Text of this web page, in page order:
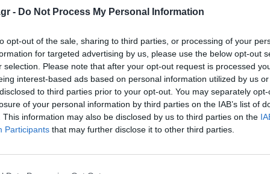
- Do Not Process My Personal Information
opt-out of the sale, sharing to third parties, or processing of your
for targeted advertising by us, please use the below opt-out
selection. Please note that after your opt-out request is processed
interest-based ads based on personal information utilized by us
to third parties prior to your opt-out. You may separately
of your personal information by third parties on the IAB’s list of
This information may also be disclosed by us to third parties on the
Participants that may further disclose it to other third parties.
γνώμης δεν μπορεί να περιοριστεί από
ανακοίνωσή της η αξιωματική
της κυβέρνησης για τις εφημερίδες,
«ιδιωτικό μονοπώλιο».
για τον πρωτοφανή έλεγχο του Τύπου
Αντιλαμβάνεται ότι πέφτει και θέλει να
του αυτή δεν καταλαβαίνει ότι το